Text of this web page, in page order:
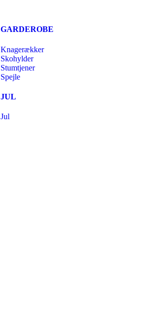
GARDEROBE
Knagerækker
Skohylder
Stumtjener
Spejle
JUL
Jul